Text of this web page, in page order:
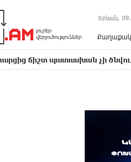
Երևան,
չի ծնվում. Մհեր